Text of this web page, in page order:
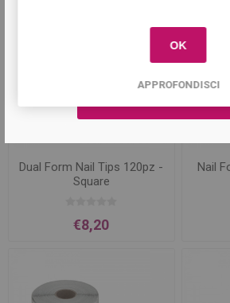
Dual Form Nail Tips 120pz -
Square
€8,20
Nail
OK
APPROFONDISCI